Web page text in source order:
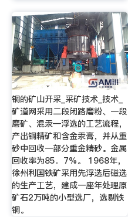
铜的矿山开采_采矿技术_技术_
矿道网采用二段闭路磨粉、一段
磨矿、混汞—浮选的工艺流程，
产出铜精矿和含金汞膏，并从重
砂中回收一部分重金精砂。金属
回收率为85．7%。 1968年，
徐州利国铁矿采用先浮选后磁选
的生产工艺，建成一座年处理原
矿石2万吨的小型选厂，选剔铁
铜。